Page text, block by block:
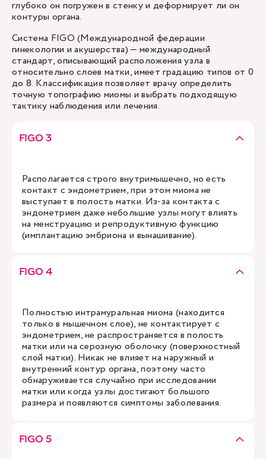
глубоко он погружен в стенку и деформирует ли он
контуры органа.
Система FIGO (Международной федерации
гинекологии и акушерства) — международный
стандарт, описывающий расположения узла в
относительно слоев матки, имеет градацию типов от 0
до 8. Классификация позволяет врачу определить
точную топографию миомы и выбрать подходящую
тактику наблюдения или лечения.
FIGO 3
Располагается строго внутримышечно, но есть
контакт с эндометрием, при этом миома не
выступает в полость матки. Из-за контакта с
эндометрием даже небольшие узлы могут влиять
на менструацию и репродуктивную функцию
(имплантацию эмбриона и вынашивание).
FIGO 4
Полностью интрамуральная миома (находится
только в мышечном слое), не контактирует с
эндометрием, не распространяется в полость
матки или на серозную оболочку (поверхностный
слой матки). Никак не влияет на наружный и
внутренний контур органа, поэтому часто
обнаруживается случайно при исследовании
матки или когда узлы достигают большого
размера и появляются симптомы заболевания.
FIGO 5